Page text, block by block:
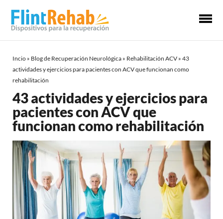
Incio » Blog de Recuperación Neurológica » Rehabilitación ACV » 43
actividades y ejercicios para pacientes con ACV que funcionan como
rehabilitación
43 actividades y ejercicios para
pacientes con ACV que
funcionan como rehabilitación